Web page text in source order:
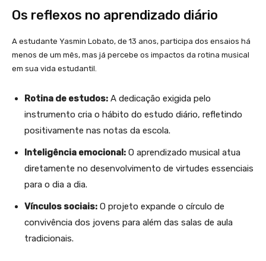
Os reflexos no aprendizado diário
A estudante Yasmin Lobato, de 13 anos, participa dos ensaios há
menos de um mês, mas já percebe os impactos da rotina musical
em sua vida estudantil.
Rotina de estudos: A dedicação exigida pelo
instrumento cria o hábito do estudo diário, refletindo
positivamente nas notas da escola.
Inteligência emocional: O aprendizado musical atua
diretamente no desenvolvimento de virtudes essenciais
para o dia a dia.
Vínculos sociais: O projeto expande o círculo de
convivência dos jovens para além das salas de aula
tradicionais.